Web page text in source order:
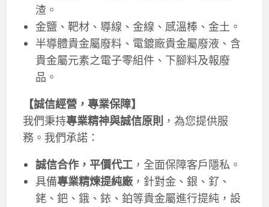
渣。
金鹽、靶材、導線、金線、感溫棒、金土。
半導體貴金屬廢料、電鍍廠貴金屬廢液、含
貴金屬元素之電子零組件、下腳料及報廢
品。
【誠信經營，專業保障】
我們秉持專業精神與誠信原則 ，為您提供服
務。我們承諾：
誠信合作，平價代工，全面保障客戶隱私。
具備專業精煉提純廠，針對金、銀、釕、
銠、鈀、鋨、銥、鉑等貴金屬進行提純，設